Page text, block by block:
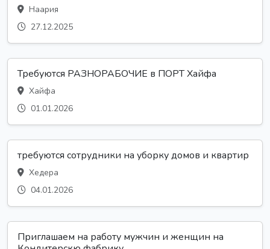
Наария
27.12.2025
Требуются РАЗНОРАБОЧИЕ в ПОРТ Хайфа
Хайфа
01.01.2026
требуются сотрудники на уборку домов и квартир
Хедера
04.01.2026
Приглашаем на работу мужчин и женщин на